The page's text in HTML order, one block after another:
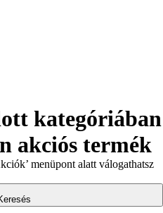
kategóriában
akciós termék
menüpont alatt válogathatsz